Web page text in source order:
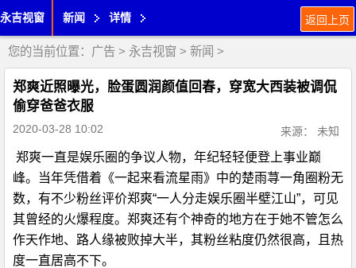
永吉视窗 新闻 详情 返回上页
您的当前位置： 广告 > 永吉视窗 > 新闻 >
郑爽近照曝光，脸蛋圆润颜值回春，穿宽大西装被调侃
偷穿爸爸衣服
2020-03-28 10:02 来源： 未知
郑爽一直是娱乐圈的争议人物，年纪轻轻便登上事业巅
峰。当年凭借着《一起来看流星雨》中的楚雨荨一角圈粉无
数，有不少粉丝评价郑爽“一人分走娱乐圈半壁江山”，可见
其曾经的火爆程度。郑爽还有个神奇的地方在于她不管怎么
作天作地、路人缘被败掉大半，其粉丝粘度仍然很高，且热
度一直居高不下。